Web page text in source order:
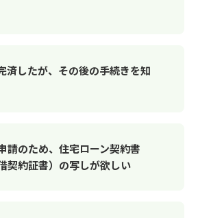
済したが、その後の手続きを知
請のため、住宅ローン契約書
契約証書）の写しが欲しい